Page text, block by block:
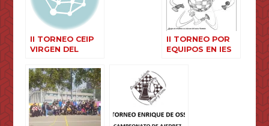
II TORNEO CEIP
VIRGEN DEL
CALANDA
II TORNEO POR
EQUIPOS EN IES